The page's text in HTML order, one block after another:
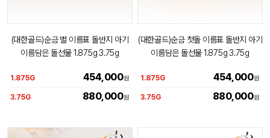
(대한골드)순금 별 이름표 돌반지 아기
이름담은 돌선물 1.875g 3.75g
1.875G 454,000원
3.75G 880,000원
(대한골드)순금 첫돌 이름표 돌반지 아기
이름담은 돌선물 1.875g 3.75g
1.875G 454,000원
3.75G 880,000원